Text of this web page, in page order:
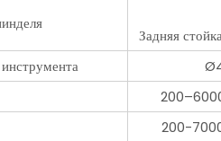
Задняя
200-